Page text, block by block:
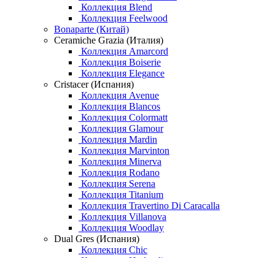
Коллекция Blend
Коллекция Feelwood
Bonaparte (Китай)
Ceramiche Grazia (Италия)
Коллекция Amarcord
Коллекция Boiserie
Коллекция Elegance
Cristacer (Испания)
Коллекция Avenue
Коллекция Blancos
Коллекция Colormatt
Коллекция Glamour
Коллекция Mardin
Коллекция Marvinton
Коллекция Minerva
Коллекция Rodano
Коллекция Serena
Коллекция Titanium
Коллекция Travertino Di Caracalla
Коллекция Villanova
Коллекция Woodlay
Dual Gres (Испания)
Коллекция Chic